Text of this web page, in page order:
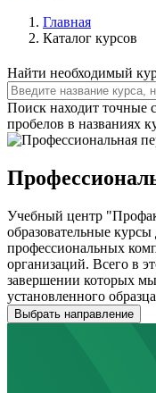
Главная
Каталог курсов
Найти необходимый
Поиск находит точные
пробелов в названиях
Учебный центр
образовательные
профессиональных
организаций. Всего в
завершении которых
установленного
Выбрать направление